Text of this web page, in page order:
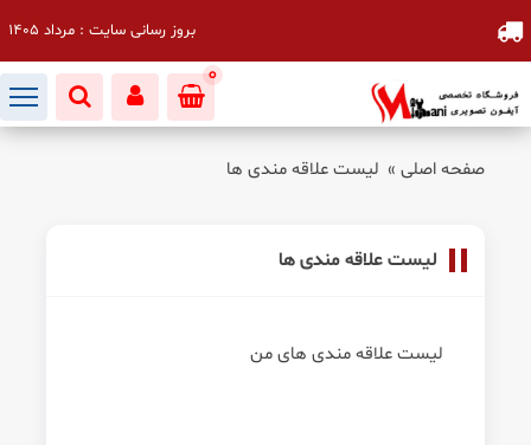
صفحه اصلی » لیست علاقه مندی ها
لیست علاقه مندی ها
لیست علاقه مندی های من
بروز رسانی سایت : مرداد 1405
0